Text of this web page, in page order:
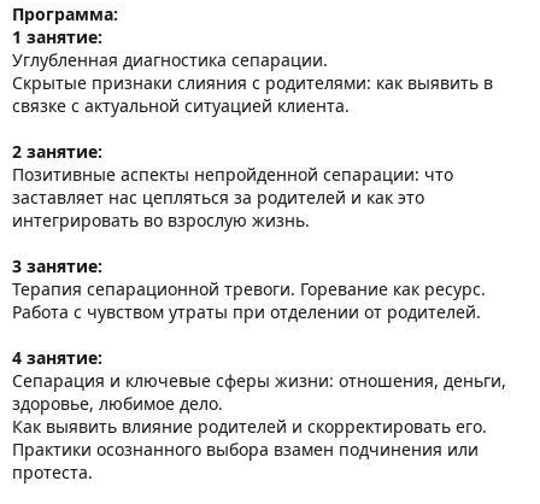
Программа:
1 занятие:
Углубленная диагностика сепарации.
Скрытые признаки слияния с родителями: как выявить в
связке с актуальной ситуацией клиента.
2 занятие:
Позитивные аспекты непройденной сепарации: что
заставляет нас цепляться за родителей и как это
интегрировать во взрослую жизнь.
3 занятие:
Терапия сепарационной тревоги. Горевание как ресурс.
Работа с чувством утраты при отделении от родителей.
4 занятие:
Сепарация и ключевые сферы жизни: отношения, деньги,
здоровье, любимое дело.
Как выявить влияние родителей и скорректировать его.
Практики осознанного выбора взамен подчинения или
протеста.